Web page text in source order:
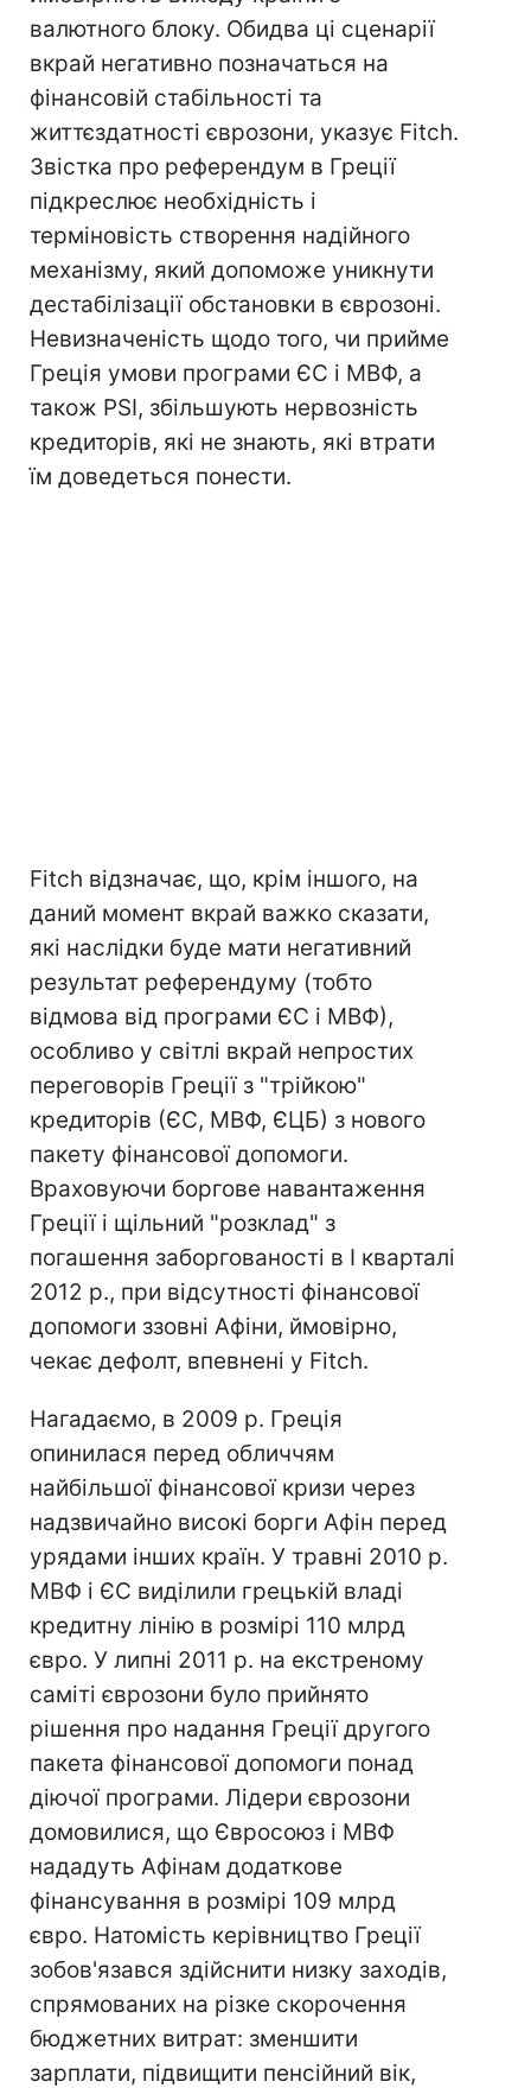
валютного блоку. Обидва ці сценарії
вкрай негативно позначаться на
фінансовій стабільності та
життєздатності єврозони, указує Fitch.
Звістка про референдум в Греції
підкреслює необхідність і
терміновість створення надійного
механізму, який допоможе уникнути
дестабілізації обстановки в єврозоні.
Невизначеність щодо того, чи прийме
Греція умови програми ЄС і МВФ, а
також PSI, збільшують нервозність
кредиторів, які не знають, які втрати
їм доведеться понести.
Fitch відзначає, що, крім іншого, на
даний момент вкрай важко сказати,
які наслідки буде мати негативний
результат референдуму (тобто
відмова від програми ЄС і МВФ),
особливо у світлі вкрай непростих
переговорів Греції з "трійкою"
кредиторів (ЄС, МВФ, ЄЦБ) з нового
пакету фінансової допомоги.
Враховуючи боргове навантаження
Греції і щільний "розклад" з
погашення заборгованості в I кварталі
2012 р., при відсутності фінансової
допомоги ззовні Афіни, ймовірно,
чекає дефолт, впевнені у Fitch.
Нагадаємо, в 2009 р. Греція
опинилася перед обличчям
найбільшої фінансової кризи через
надзвичайно високі борги Афін перед
урядами інших країн. У травні 2010 р.
МВФ і ЄС виділили грецькій владі
кредитну лінію в розмірі 110 млрд
євро. У липні 2011 р. на екстреному
саміті єврозони було прийнято
рішення про надання Греції другого
пакета фінансової допомоги понад
діючої програми. Лідери єврозони
домовилися, що Євросоюз і МВФ
нададуть Афінам додаткове
фінансування в розмірі 109 млрд
євро. Натомість керівництво Греції
зобов'язався здійснити низку заходів,
спрямованих на різке скорочення
бюджетних витрат: зменшити
зарплати, підвищити пенсійний вік,